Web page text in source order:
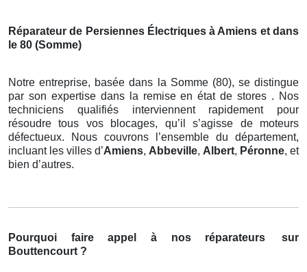
Réparateur de Persiennes Électriques à Amiens et dans
le 80 (Somme)
Notre entreprise, basée dans la Somme (80), se distingue
par son expertise dans la remise en état de stores . Nos
techniciens qualifiés interviennent rapidement pour
résoudre tous vos blocages, qu’il s’agisse de moteurs
défectueux. Nous couvrons l’ensemble du département,
incluant les villes d’Amiens, Abbeville, Albert, Péronne, et
bien d’autres.
Pourquoi faire appel à nos réparateurs
sur
Bouttencourt ?